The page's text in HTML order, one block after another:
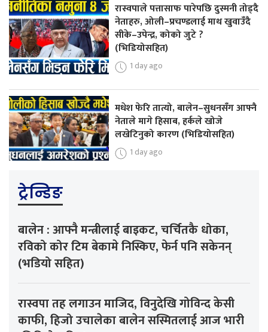
रास्वपाले पत्तासाफ पारेपछि दुस्मनी तोड्दै
नेताहरु, ओली–प्रचण्डलाई माथ खुवाउँदै
सीके–उपेन्द्र, कोको जुटे ?
(भिडियोसहित)
1 day ago
मधेश फेरि तात्यो, बालेन–सुधनसँग आफ्नै
नेताले मागे हिसाब, हर्कले खोजे
लखेटिनुको कारण (भिडियोसहित)
1 day ago
ट्रेन्डिङ
बालेन : आफ्नै मन्त्रीलाई बाइकट, चर्चितकै धोका,
रविको कोर टिम बेकामे निस्किए, फेर्न पनि सकेनन्
(भडियो सहित)
रास्वपा तह लगाउन माजिद, विनुदेखि गोविन्द केसी
काफी, हिजो उचालेका बालेन सस्मितलाई आज भारी